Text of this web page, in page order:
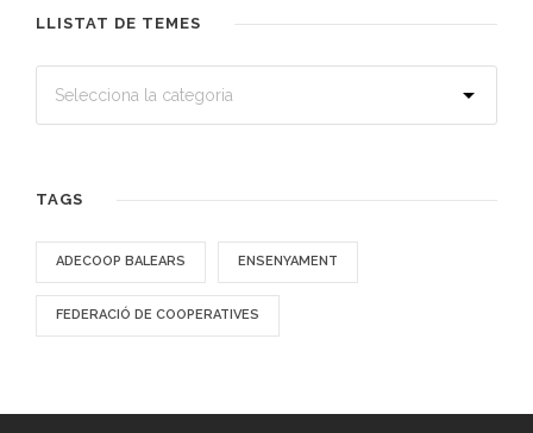
LLISTAT DE TEMES
TAGS
ADECOOP BALEARS ENSENYAMENT
FEDERACIÓ DE COOPERATIVES